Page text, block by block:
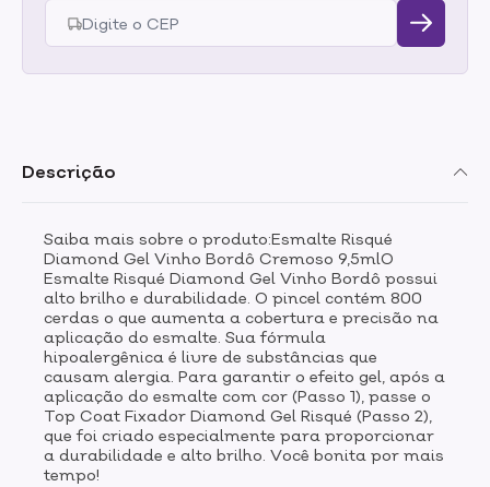
Descrição
Saiba mais sobre o produto:Esmalte Risqué
Diamond Gel Vinho Bordô Cremoso 9,5mlO
Esmalte Risqué Diamond Gel Vinho Bordô possui
alto brilho e durabilidade. O pincel contém 800
cerdas o que aumenta a cobertura e precisão na
aplicação do esmalte. Sua fórmula
hipoalergênica é livre de substâncias que
causam alergia. Para garantir o efeito gel, após a
aplicação do esmalte com cor (Passo 1), passe o
Top Coat Fixador Diamond Gel Risqué (Passo 2),
que foi criado especialmente para proporcionar
a durabilidade e alto brilho. Você bonita por mais
tempo!